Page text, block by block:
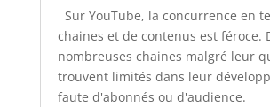
Sur YouTube, la concurrence en
chaines et de contenus est féroce.
nombreuses chaines malgré leur
trouvent limités dans leur
faute d'abonnés ou d'audience.